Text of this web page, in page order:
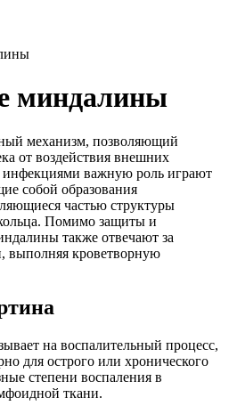
миндалины
механизм, позволяющий
от воздействия внешних
инфекциями важную роль играют
собой образования
частью структуры
Помимо защиты и
также отвечают за
выполняя кроветворную
на воспалительный процесс,
для острого или хронического
степени воспаления в
ткани.